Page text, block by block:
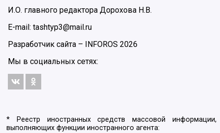
И.О. главного редактора Дорохова Н.В.
E-mail: tashtyp3@mail.ru
Разработчик сайта – INFOROS 2026
Мы в социальных сетях:
* Реестр иностранных средств массовой информации,
выполняющих функции иностранного агента: